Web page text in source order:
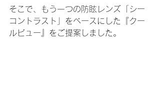
そこで、もう一つの防眩レンズ「シー
コントラスト」をベースにした『クー
ルビュー』をご提案しました。